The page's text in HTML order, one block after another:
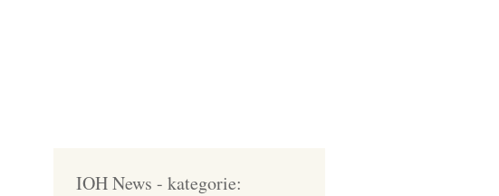
IOH News - kategorie: